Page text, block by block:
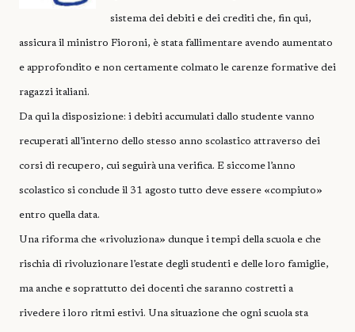
sistema dei debiti e dei crediti che, fin qui,
assicura il ministro Fioroni, è stata fallimentare avendo aumentato
e approfondito e non certamente colmato le carenze formative dei
ragazzi italiani.
Da qui la disposizione: i debiti accumulati dallo studente vanno
recuperati all’interno dello stesso anno scolastico attraverso dei
corsi di recupero, cui seguirà una verifica. E siccome l’anno
scolastico si conclude il 31 agosto tutto deve essere «compiuto»
entro quella data.
Una riforma che «rivoluziona» dunque i tempi della scuola e che
rischia di rivoluzionare l’estate degli studenti e delle loro famiglie,
ma anche e soprattutto dei docenti che saranno costretti a
rivedere i loro ritmi estivi. Una situazione che ogni scuola sta